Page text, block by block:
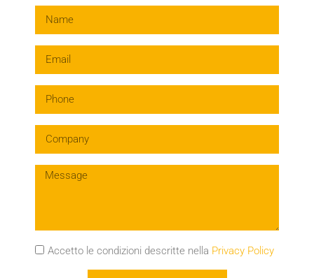
Accetto le condizioni descritte nella Privacy Policy